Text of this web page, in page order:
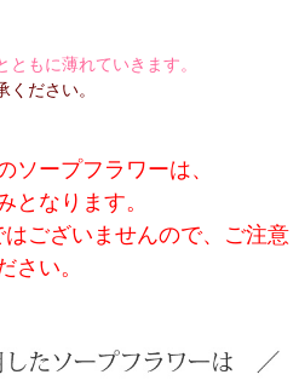
ともに薄れていきます。
ください。
ープフラワーは、
となります。
ございませんので、ご注意
さい。